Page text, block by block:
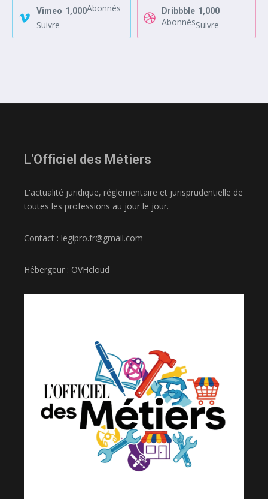
Vimeo 1,000Abonnés
Suivre
Dribbble 1,000
AbonnésSuivre
L'Officiel des Métiers
L'actualité juridique, réglementaire et jurisprudentielle de
toutes les professions au jour le jour.
Contact : legipro.fr@gmail.com
Hébergeur : OVHcloud